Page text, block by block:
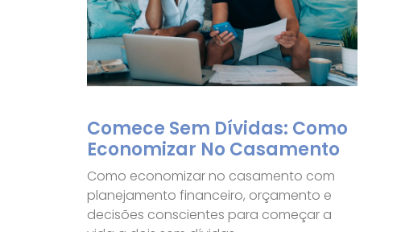
Comece Sem Dívidas: Como
Economizar No Casamento
Como economizar no casamento com
planejamento financeiro, orçamento e
decisões conscientes para começar a